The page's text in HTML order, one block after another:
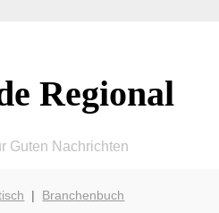
Regional
Guten Nachrichten
| Branchenbuch